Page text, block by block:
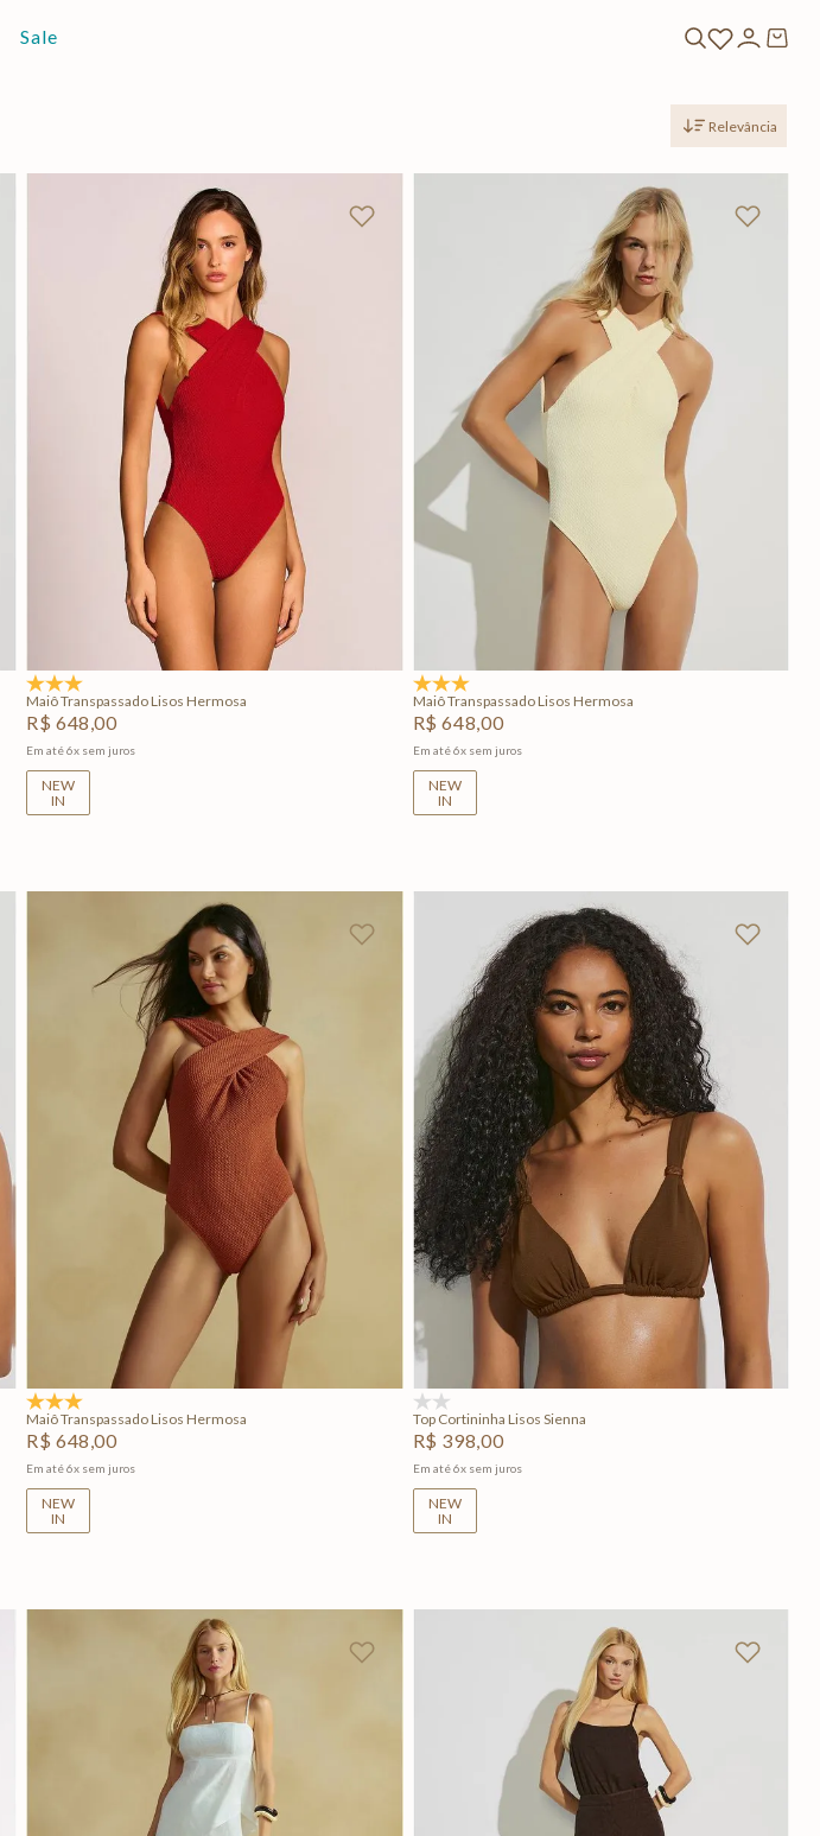
Sale
Relevância
P M
Adicionar na sacola
Maiô Transpassado Lisos Hermosa
R$ 648,00
Em até6x sem juros
NEW
IN
PP M
Adicionar na sacola
Maiô Transpassado Lisos Hermosa
R$ 648,00
Em até6x sem juros
NEW
IN
M G GG
Adicionar na sacola
Maiô Transpassado Lisos Hermosa
R$ 648,00
Em até6x sem juros
NEW
IN
P M G GG
Adicionar na sacola
Top Cortininha Lisos Sienna
R$ 398,00
Em até6x sem juros
NEW
IN